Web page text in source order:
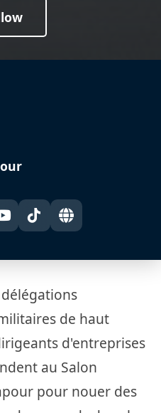
de haut
d'entreprises
au Salon
pour nouer des